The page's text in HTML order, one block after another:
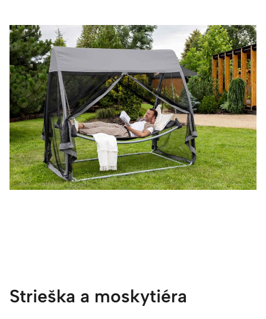
Strieška a moskytiéra